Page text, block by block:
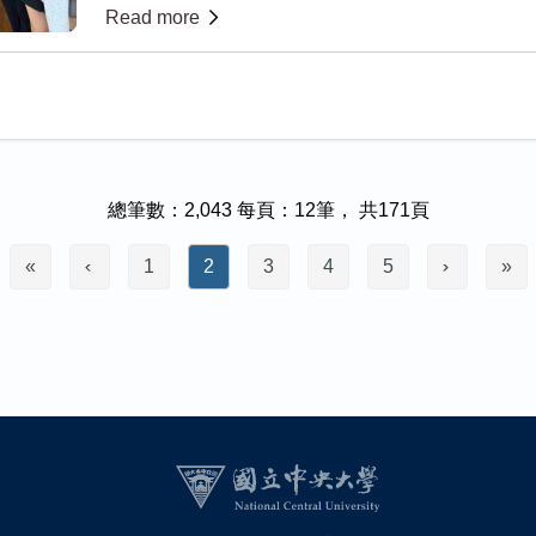
Read more
總筆數：2,043 每頁：12筆， 共171頁
« 1 2 3 4 5 »